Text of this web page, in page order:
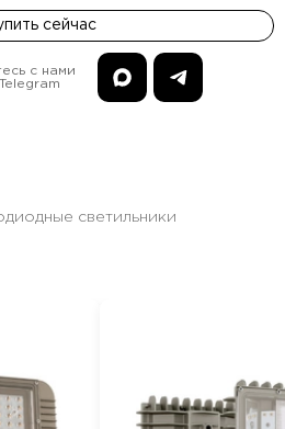
сейчас
с нами
светильники